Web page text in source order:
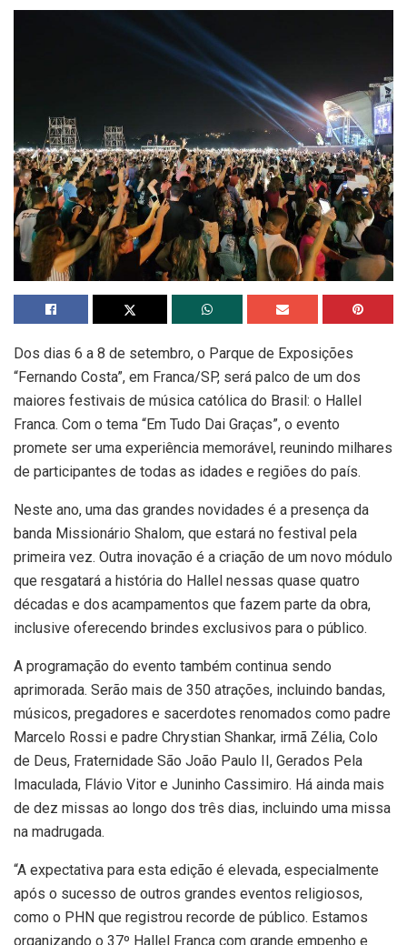
Dos dias 6 a 8 de setembro, o Parque de Exposições
“Fernando Costa”, em Franca/SP, será palco de um dos
maiores festivais de música católica do Brasil: o Hallel
Franca. Com o tema “Em Tudo Dai Graças”, o evento
promete ser uma experiência memorável, reunindo milhares
de participantes de todas as idades e regiões do país.
Neste ano, uma das grandes novidades é a presença da
banda Missionário Shalom, que estará no festival pela
primeira vez. Outra inovação é a criação de um novo módulo
que resgatará a história do Hallel nessas quase quatro
décadas e dos acampamentos que fazem parte da obra,
inclusive oferecendo brindes exclusivos para o público.
A programação do evento também continua sendo
aprimorada. Serão mais de 350 atrações, incluindo bandas,
músicos, pregadores e sacerdotes renomados como padre
Marcelo Rossi e padre Chrystian Shankar, irmã Zélia, Colo
de Deus, Fraternidade São João Paulo II, Gerados Pela
Imaculada, Flávio Vitor e Juninho Cassimiro. Há ainda mais
de dez missas ao longo dos três dias, incluindo uma missa
na madrugada.
“A expectativa para esta edição é elevada, especialmente
após o sucesso de outros grandes eventos religiosos,
como o PHN que registrou recorde de público. Estamos
organizando o 37º Hallel Franca com grande empenho e